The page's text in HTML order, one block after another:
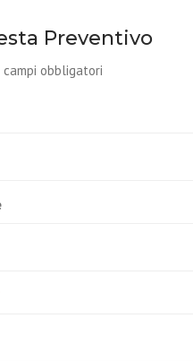
Preventivo
campi obbligatori